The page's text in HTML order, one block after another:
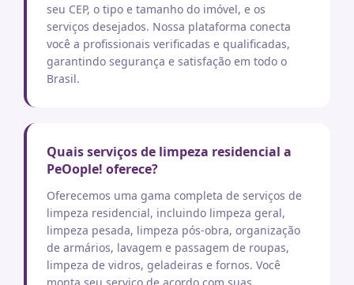
seu CEP, o tipo e tamanho do imóvel, e os
serviços desejados. Nossa plataforma conecta
você a profissionais verificadas e qualificadas,
garantindo segurança e satisfação em todo o
Brasil.
Quais serviços de limpeza residencial a
PeOople! oferece?
Oferecemos uma gama completa de serviços de
limpeza residencial, incluindo limpeza geral,
limpeza pesada, limpeza pós-obra, organização
de armários, lavagem e passagem de roupas,
limpeza de vidros, geladeiras e fornos. Você